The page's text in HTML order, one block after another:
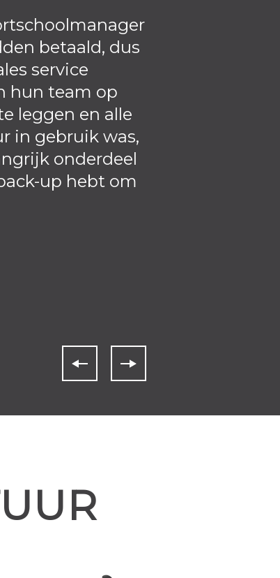
betaald, dus
service
hun team op
leggen en alle
in gebruik was,
onderdeel
up hebt om